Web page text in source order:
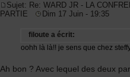
Sujet: Re: WARD JR - LA
PARTIE
Dim 17 Juin - 19:35
filoute a écrit:
oohh là là!! je sens que chez
Ah bon ? Avec lequel des deux